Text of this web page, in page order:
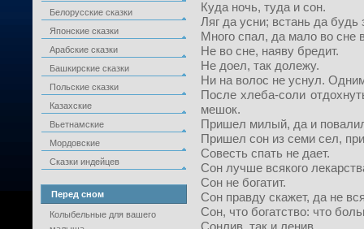
Белорусские сказки
Японские сказки
Арабские сказки
Башкирские сказки
Польские сказки
Казахские
Вьетнамские
Мордовские
Сказки индейцев
Перед сном
Колыбельные для вашего
Куда ночь, туда и сон.
Ляг да усни; встань да будь
Много спал, да мало во сне
Не во сне, наяву бредит.
Не доел, так долежу.
Ни на волос не уснул.
После хлеба-соли
мешок.
Пришел милый, да и
Пришел сон из семи сел,
Совесть спать не дает.
Сон лучше всякого
Сон не богатит.
Сон правду скажет, да не
Сон, что богатство: что